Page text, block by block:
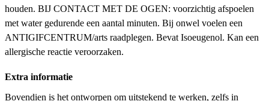
houden. BIJ CONTACT MET DE OGEN: voorzichtig afspoelen
met water gedurende een aantal minuten. Bij onwel voelen een
ANTIGIFCENTRUM/arts raadplegen. Bevat Isoeugenol. Kan een
allergische reactie veroorzaken.
Extra informatie
Bovendien is het ontworpen om uitstekend te werken, zelfs in